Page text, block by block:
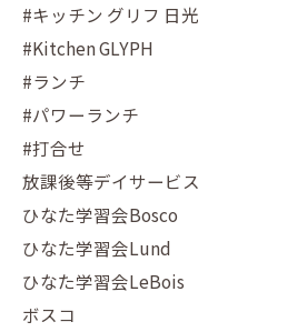
#キッチン グリフ 日光
#Kitchen GLYPH
#ランチ
#パワーランチ
#打合せ
放課後等デイサービス
ひなた学習会Bosco
ひなた学習会Lund
ひなた学習会LeBois
ボスコ